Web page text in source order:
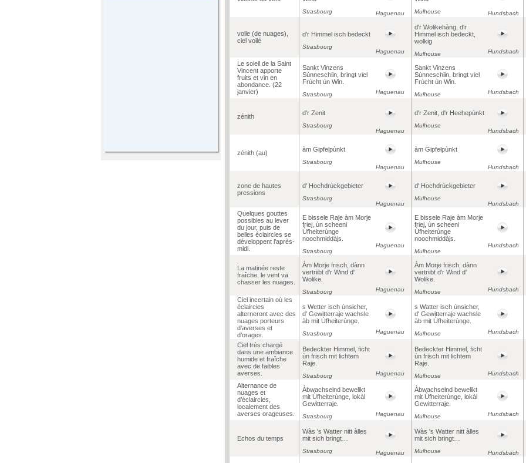
Strasbourg Haguenau Mulhouse Hundsbach
voile (de nuages),
ciel voilé
d'r Himmel isch bedeckt
Strasbourg
Haguenau
d'r Wolikehàng, d'r
Himmel isch bedeckt,
wolkig
Mulhouse Hundsbach
Le soleil de la Saint
Vincent apporte
fruits et vin en
abondance. (22
janvier)
Sankt Vinzens
Sùnneschiin, bringt viel
Frùcht ùn Win.
Strasbourg Haguenau
Sankt Vinzens
Sùnneschiin, bringt viel
Frùcht ùn Win.
Mulhouse Hundsbach
zénith d'r Zenit
Strasbourg
Haguenau
d'r Zenit, d'r Heehepùnkt
Mulhouse
Hundsbach
zénith (au) àm Gipfelpùnkt
Strasbourg
Haguenau
àm Gipfelpùnkt
Mulhouse
Hundsbach
zone de hautes
pressions
d' Hochdrùckgebieter
Strasbourg
Haguenau
d' Hochdrùckgebieter
Mulhouse
Hundsbach
Quelques gouttes
possibles au lever
du jour, puis de
belles éclaircies se
développent l’après-
midi.
E bissele Raje àm Morje
friej, ùn scheeni
Ùfheiterùnge
noochmiddàjs.
Strasbourg
Haguenau
E bissele Raje àm Morje
friej, ùn scheeni
Ùfheiterùnge
noochmiddàjs.
Mulhouse
Hundsbach
La matinée reste
fraîche, le vent va
chasser les nuages.
Àm Morje frisch, dànn
vertriibt d'r Wind d'
Wolike.
Strasbourg Haguenau
Àm Morje frisch, dànn
vertriibt d'r Wind d'
Wolike.
Mulhouse Hundsbach
Ciel incertain où les
éclaircies
alterneront avec des
nuages porteurs
d‘averses et
d’orages.
s Wetter isch ùnsicher,
d' Gewitterraje wachsle
àb mit Ùfheiterùnge.
Strasbourg Haguenau
s Watter isch ùnsicher,
d' Gewitterraje wachsle
àb mit Ùfheiterùnge.
Mulhouse Hundsbach
Ciel très chargé
dans une ambiance
humide et fraîche
avec de faibles
averses.
Bedeckter Himmel, ficht
ùn frisch mit lichtem
Raje.
Strasbourg Haguenau
Bedeckter Himmel, ficht
ùn frisch mit lichtem
Raje.
Mulhouse Hundsbach
Alternance de
nuages et
d’éclaircies,
localement des
averses orageuses.
Àbwachselnd bewelikt
mit Ùfheiterùnge, lokàl
Gewitterraje.
Strasbourg Haguenau
Àbwachselnd bewelikt
mit Ùfheiterùnge, lokàl
Gewitterraje.
Mulhouse Hundsbach
Echos du temps
Wàs 's Watter nitt àlles
mit sich bringt…
Strasbourg Haguenau
Wàs 's Watter nitt àlles
mit sich bringt…
Mulhouse Hundsbach